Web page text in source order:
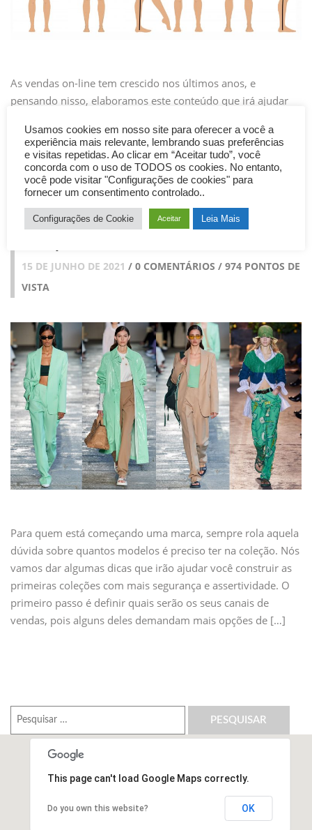
As vendas on-line tem crescido nos últimos anos, e
pensando nisso, elaboramos este conteúdo que irá ajudar
cliente na escolha correta do tamanho do produto que ele
irá comprar na sua loja virtual. As tabelas mais utilizadas
são a tabela amplificada e a […]
QUANTOS MODELOS É PRECISO TER NUMA
15 DE JUNHO DE 2021 / 0 COMENTÁRIOS / 974 PONTOS DE
VISTA
Para quem está começando uma marca, sempre rola aquela
dúvida sobre quantos modelos é preciso ter na coleção. Nós
vamos dar algumas dicas que irão ajudar você construir as
primeiras coleções com mais segurança e assertividade. O
primeiro passo é definir quais serão os seus canais de
vendas, pois alguns deles demandam mais opções de […]
Pesquisar
por:
This page can't load Google Maps correctly.
Do you own this website? OK
Usamos cookies em nosso site para oferecer a você a
experiência mais relevante, lembrando suas preferências
e visitas repetidas. Ao clicar em “Aceitar tudo”, você
concorda com o uso de TODOS os cookies. No entanto,
você pode visitar "Configurações de cookies" para
fornecer um consentimento controlado..
Configurações de Cookie Aceitar Leia Mais